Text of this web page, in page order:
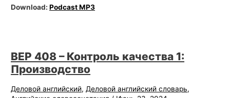
Download:Podcast MP3
BEP 408 – Контроль качества 1:
Производство
Деловой английский, Деловой английский словарь,